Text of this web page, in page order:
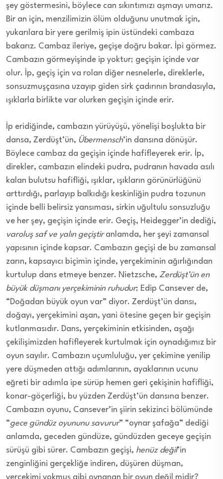
şey göstermesini, böylece can sıkıntımızı aşmayı umarız.
Bir an için, menzilimizin ölüm olduğunu unutmak için,
yukarılara bir yere gerilmiş ipin üstündeki cambaza
bakarız. Cambaz ileriye, geçişe doğru bakar. İpi görmez.
Cambazın görmeyişinde ip yoktur; geçişin içinde var
olur. İp, geçiş için va rolan diğer nesnelerle, direklerle,
sonsuzmuşçasına uzayıp giden sirk çadırının brandasıyla,
ışıklarla birlikte var olurken geçişin içinde erir.
İp eridiğinde, cambazın yürüyüşü, yönelişi boşlukta bir
dansa, Zerdüşt’ün, Übermensch’in dansına dönüşür.
Böylece cambaz da geçişin içinde hafifleyerek erir. İp,
direkler, cambazın elindeki pudra, pudranın havada asılı
kalan bulutsu hafifliği, ışıklar, ışıkların görünürlüğünü
arttırdığı, parlayıp balkıdığı keskinliğin pudra tozunun
içinde belli belirsiz yansıması, sirkin uğultulu sonsuzluğu
ve her şey, geçişin içinde erir. Geçiş, Heidegger’in dediği,
varoluş saf ve yalın geçiştiranlamda, her şeyi zamansal
yapısının içinde kapsar. Cambazın geçişi de bu zamansal
zarın, kapsayıcı biçimin içinde, yerçekiminin ağırlığından
kurtulup dans etmeye benzer. Nietzsche, Zerdüşt’ün en
büyük düşmanı yerçekiminin ruhudur; Edip Cansever de,
“Doğadan büyük oyun var” diyor. Zerdüşt’ün dansı,
doğayı, yerçekimini aşan, yani ötesine geçen bir geçişin
kutlanmasıdır. Dans, yerçekiminin etkisinden, aşağı
çekilişimizden hafifleyerek kurtulmak için oynadığımız bir
oyun sayılır. Cambazın uçumluluğu, yer çekimine yenilip
yere düşmeden attığı adımlarının, ayaklarının ucunu
eğreti bir adımla ipe sürüp hemen geri çekişinin hafifliği,
konar-göçerliği, bu yüzden Zerdüşt’ün dansına benzer.
Cambazın oyunu, Cansever’in şiirin sekizinci bölümünde
“gece gündüz oyununu savurur” “oynar şafağa” dediği
anlamda, geceden gündüze, gündüzden geceye geçişin
sürüşü gibi sürer. Cambazın geçişi, henüz değil’in
zenginliğini gerçekliğe indiren, düşüren düşman,
yerçekimi yokmuş gibi oynanan bir oyun değil midir?